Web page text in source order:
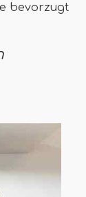
bevorzugt